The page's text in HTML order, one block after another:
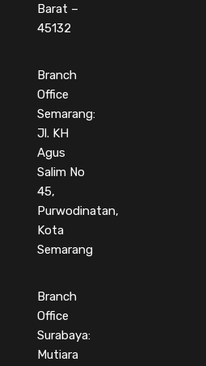
Barat –
45132
Branch
Office
Semarang:
Jl. KH
Agus
Salim No
45,
Purwodinatan,
Kota
Semarang
Branch
Office
Surabaya:
Mutiara